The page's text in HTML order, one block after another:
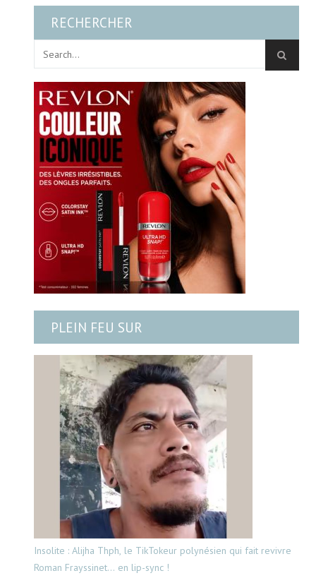
RECHERCHER
PLEIN FEU SUR
Insolite : Alijha Thph, le TikTokeur polynésien qui fait revivre
Roman Frayssinet… en lip-sync !